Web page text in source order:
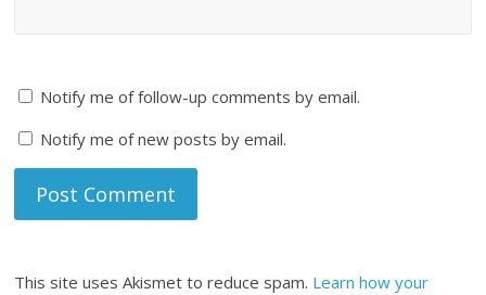
Notify me of follow-up comments by email.
Notify me of new posts by email.
This site uses Akismet to reduce spam. Learn how your